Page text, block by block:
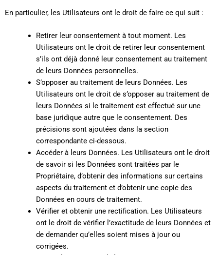
En particulier, les Utilisateurs ont le droit de faire ce qui suit :
Retirer leur consentement à tout moment. Les
Utilisateurs ont le droit de retirer leur consentement
s’ils ont déjà donné leur consentement au traitement
de leurs Données personnelles.
S’opposer au traitement de leurs Données. Les
Utilisateurs ont le droit de s’opposer au traitement de
leurs Données si le traitement est effectué sur une
base juridique autre que le consentement. Des
précisions sont ajoutées dans la section
correspondante ci-dessous.
Accéder à leurs Données. Les Utilisateurs ont le droit
de savoir si les Données sont traitées par le
Propriétaire, d’obtenir des informations sur certains
aspects du traitement et d’obtenir une copie des
Données en cours de traitement.
Vérifier et obtenir une rectification. Les Utilisateurs
ont le droit de vérifier l’exactitude de leurs Données et
de demander qu’elles soient mises à jour ou
corrigées.